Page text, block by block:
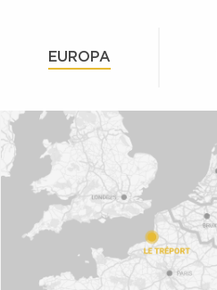
EUROPA